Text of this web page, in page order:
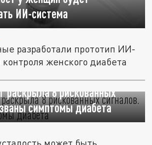
ИИ-система
разработали прототип ИИ-
женского диабета
раскрыла 8 рискованных
симптомы диабета